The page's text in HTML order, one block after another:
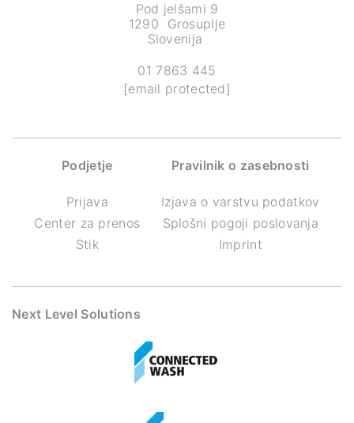
Pod jelšami 9
1290 Grosuplje
Slovenija
01 7863 445
[email protected]
Podjetje
Prijava
Center za prenos
Stik
Pravilnik o zasebnosti
Izjava o varstvu podatkov
Splošni pogoji poslovanja
Imprint
Next Level Solutions